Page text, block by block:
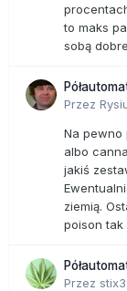
to maks
sobą
Przez
Na pewno
albo
jakiś
ziemią.
poison tak
Przez